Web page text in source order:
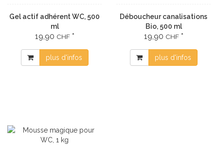
Gel actif adhérent WC, 500
ml
19,90 CHF*
plus d'infos
Déboucheur canalisations
Bio, 500 ml
19,90 CHF*
plus d'infos